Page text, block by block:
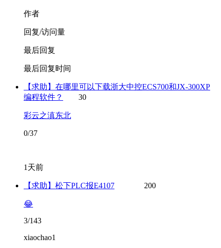
作者
回复/访问量
最后回复
最后回复时间
【求助】在哪里可以下载浙大中控ECS700和JX-300XP
编程软件？
30
彩云之滇东北
0/37
1天前
【求助】松下PLC报E4107 200
😂
3/143
xiaochao1